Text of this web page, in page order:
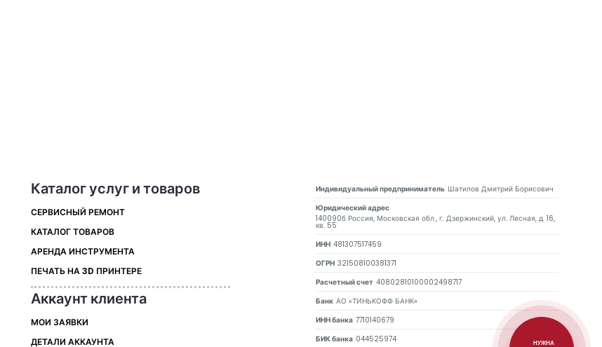
Каталог услуг и товаров
СЕРВИСНЫЙ РЕМОНТ
КАТАЛОГ ТОВАРОВ
АРЕНДА ИНСТРУМЕНТА
ПЕЧАТЬ НА 3D ПРИНТЕРЕ
Аккаунт клиента
МОИ ЗАЯВКИ
ДЕТАЛИ АККАУНТА
Индивидуальный предприниматель Шатилов Дмитрий Борисович
Юридический адрес
140090б Россия, Московская обл., г. Дзержинский, ул. Лесная, д. 16,
кв. 55
ИНН 481307517459
ОГРН 321508100381371
Расчетный счет 40802810100002498717
Банк АО «ТИНЬКОФФ БАНК»
ИНН банка 7710140679
БИК банка 044525974 НУЖНА